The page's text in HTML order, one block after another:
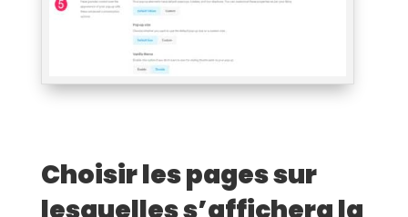
Choisir les pages sur